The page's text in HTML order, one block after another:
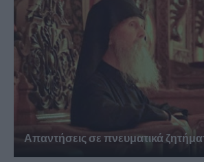
Απαντήσεις σε πνευματικά